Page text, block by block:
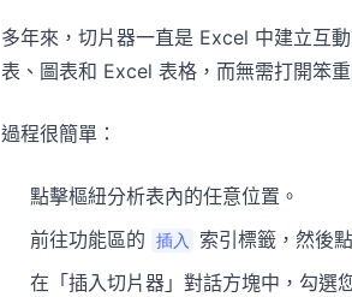
多年來，切片器一直是 Excel 中建立互
表、圖表和 Excel 表格，而無需打開笨
過程很簡單：
點擊樞紐分析表內的任意位置。
前往功能區的
插入 索引標籤，然後
在「插入切片器」對話方塊中，勾選